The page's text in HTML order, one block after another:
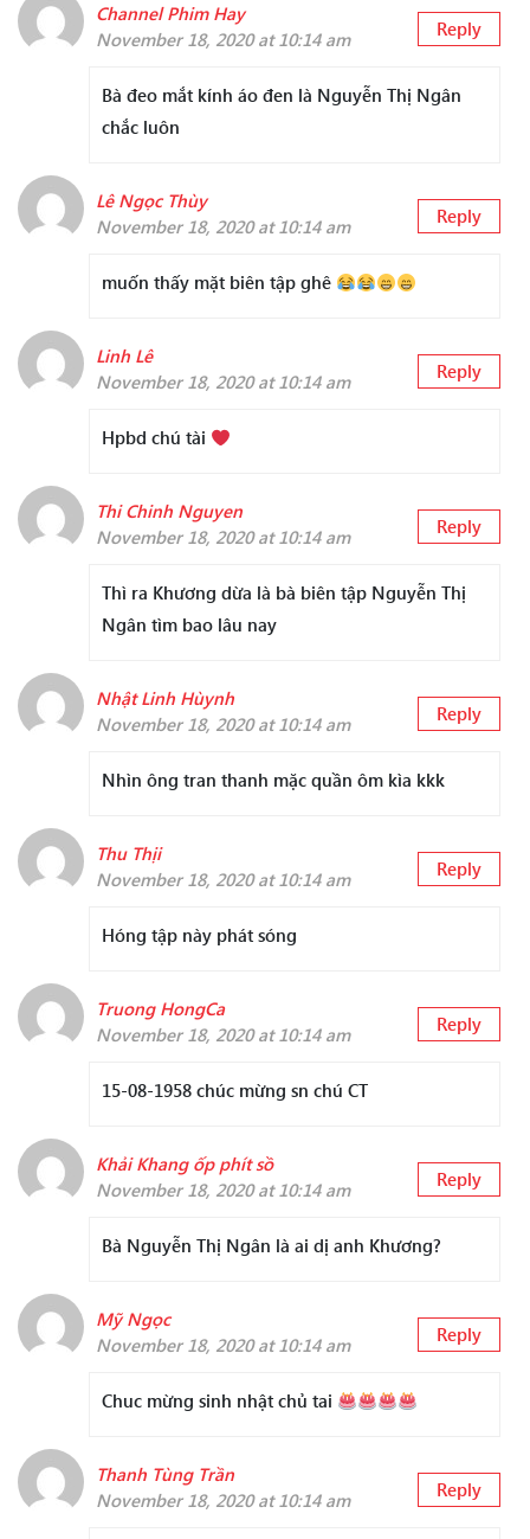
Channel Phim Hay
November 18, 2020 at 10:14 am
Reply
Bà đeo mắt kính áo đen là Nguyễn Thị Ngân
chắc luôn
Lê Ngọc Thùy
November 18, 2020 at 10:14 am
Reply
muốn thấy mặt biên tập ghê
Linh Lê
November 18, 2020 at 10:14 am
Reply
Hpbd chú tài
Thi Chinh Nguyen
November 18, 2020 at 10:14 am
Reply
Thì ra Khương dừa là bà biên tập Nguyễn Thị
Ngân tìm bao lâu nay
Nhật Linh Hùynh
November 18, 2020 at 10:14 am
Reply
Nhìn ông tran thanh mặc quần ôm kìa kkk
Thu Thịi
November 18, 2020 at 10:14 am
Reply
Hóng tập này phát sóng
Truong HongCa
November 18, 2020 at 10:14 am
Reply
15-08-1958 chúc mừng sn chú CT
Khải Khang ốp phít sồ
November 18, 2020 at 10:14 am
Reply
Bà Nguyễn Thị Ngân là ai dị anh Khương?
Mỹ Ngọc
November 18, 2020 at 10:14 am
Reply
Chuc mừng sinh nhật chủ tai
Thanh Tùng Trần
November 18, 2020 at 10:14 am
Reply